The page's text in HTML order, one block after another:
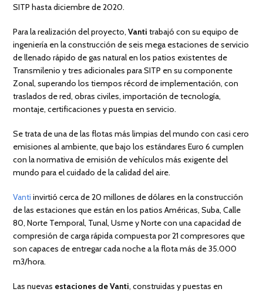
SITP hasta diciembre de 2020.
Para la realización del proyecto,Vanti trabajó con su equipo de
ingeniería en la construcción de seis mega estaciones de servicio
de llenado rápido de gas natural en los patios existentes de
Transmilenio y tres adicionales para SITP en su componente
Zonal, superando los tiempos récord de implementación, con
traslados de red, obras civiles, importación de tecnología,
montaje, certificaciones y puesta en servicio.
Se trata de una de las flotas más limpias del mundo con casi cero
emisiones al ambiente, que bajo los estándares Euro 6 cumplen
con la normativa de emisión de vehículos más exigente del
mundo para el cuidado de la calidad del aire.
Vantiinvirtió cerca de 20 millones de dólares en la construcción
de las estaciones que están en los patios Américas, Suba, Calle
80, Norte Temporal, Tunal, Usme y Norte con una capacidad de
compresión de carga rápida compuesta por 21 compresores que
son capaces de entregar cada noche a la flota más de 35.000
m3/hora.
Las nuevas estaciones de Vanti, construidas y puestas en